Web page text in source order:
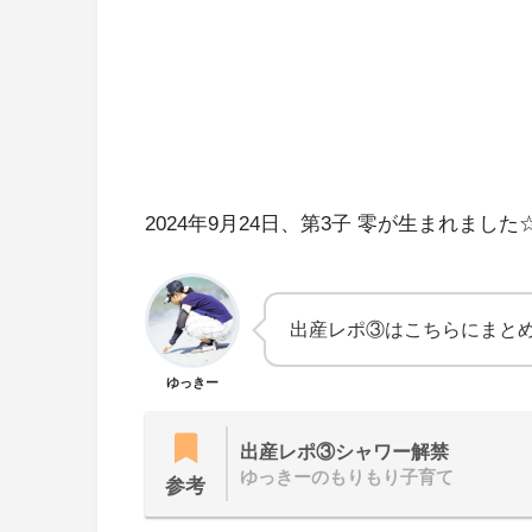
2024年9月24日、第3子 零が生まれました
ゆっきー
出産レポ③はこちらにまと
参考
出産レポ③シャワー解禁
ゆっきーのもりもり子育て